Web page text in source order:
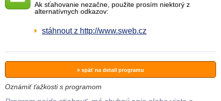
Ak sťahovanie nezačne, použite prosím niektorý z
alternatívnych odkazov:
stáhnout z http://www.sweb.cz
» späť na detail programu
Oznámiť ťažkosti s programom